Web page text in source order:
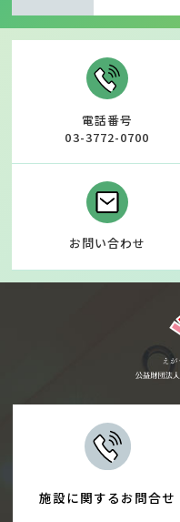
電話番号
03-3772-0700
お問い合わせ
施設に関するお問合せ